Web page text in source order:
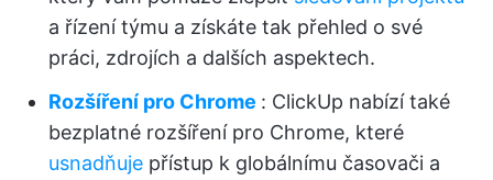
a řízení týmu a získáte tak přehled o své
práci, zdrojích a dalších aspektech.
Rozšíření pro Chrome : ClickUp nabízí také
bezplatné rozšíření pro Chrome, které
usnadňuje přístup k globálnímu časovači a